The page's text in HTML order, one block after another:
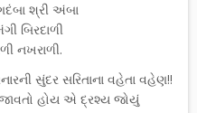
શ્રી અંબા
બિરદાળી
નખરાળી.
સુંદર સરિતાના વહેતા વહેણ!!
હોય એ દ્રશ્ય જોયું